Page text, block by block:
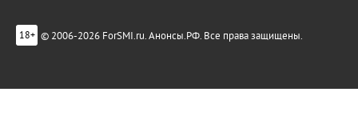
18+ © 2006-2026 ForSMI.ru. Анонсы.РФ. Все права защищены.